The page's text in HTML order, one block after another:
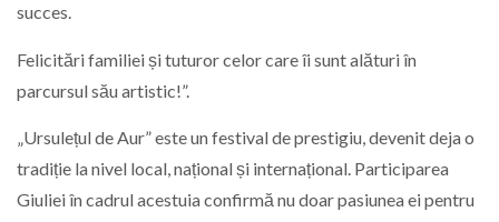
succes.
Felicitări familiei și tuturor celor care îi sunt alături în
parcursul său artistic!”.
„Ursulețul de Aur” este un festival de prestigiu, devenit deja o
tradiție la nivel local, național și internațional. Participarea
Giuliei în cadrul acestuia confirmă nu doar pasiunea ei pentru